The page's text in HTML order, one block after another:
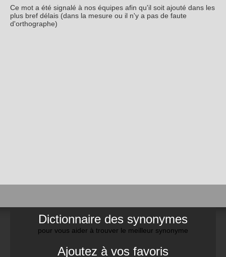
Ce mot a été signalé à nos équipes afin qu'il soit ajouté dans les
plus bref délais (dans la mesure ou il n'y a pas de faute
d'orthographe)
Dictionnaire des synonymes
pour vous aider à trouver le meilleur synonyme
Ajoutez à vos favoris